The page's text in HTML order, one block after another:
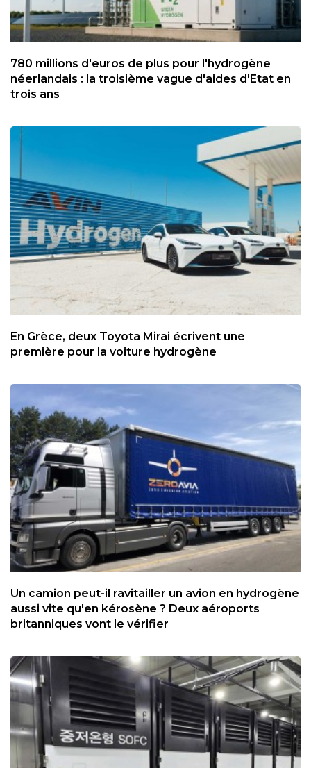
780 millions d'euros de plus pour l'hydrogène
néerlandais : la troisième vague d'aides d'Etat en
trois ans
En Grèce, deux Toyota Mirai écrivent une
première pour la voiture hydrogène
Un camion peut-il ravitailler un avion en hydrogène
aussi vite qu'en kérosène ? Deux aéroports
britanniques vont le vérifier